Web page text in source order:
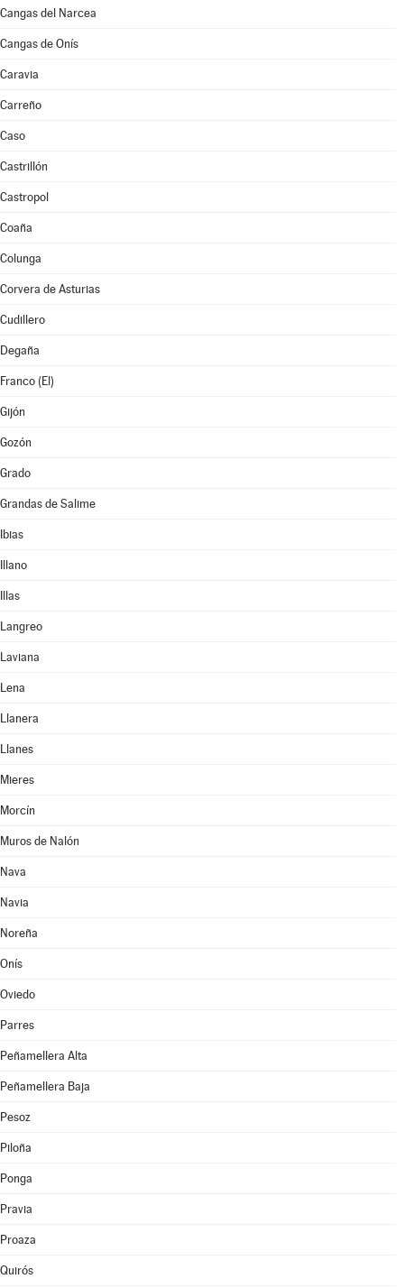
Cangas del Narcea
Cangas de Onís
Caravia
Carreño
Caso
Castrillón
Castropol
Coaña
Colunga
Corvera de Asturias
Cudillero
Degaña
Franco (El)
Gijón
Gozón
Grado
Grandas de Salime
Ibias
Illano
Illas
Langreo
Laviana
Lena
Llanera
Llanes
Mieres
Morcín
Muros de Nalón
Nava
Navia
Noreña
Onís
Oviedo
Parres
Peñamellera Alta
Peñamellera Baja
Pesoz
Piloña
Ponga
Pravia
Proaza
Quirós